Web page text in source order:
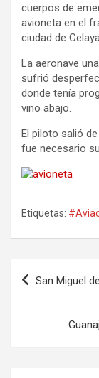
cuerpos de
avioneta en el
ciudad de
La aeronave
sufrió
donde tenía
vino abajo.
El piloto salió
fue necesario
Etiquetas:
Navegación
San Miguel